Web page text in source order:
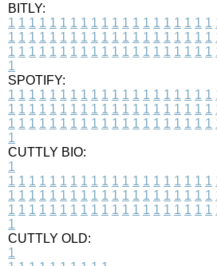
BITLY:
1 1 1 1 1 1 1 1 1 1 1 1 1 1 1 1 1 1 1 1
1 1 1 1 1 1 1 1 1 1 1 1 1 1 1 1 1 1 1 1
1 1 1 1 1 1 1 1 1 1 1 1 1 1 1 1 1 1 1 1
1
SPOTIFY:
1 1 1 1 1 1 1 1 1 1 1 1 1 1 1 1 1 1 1 1
1 1 1 1 1 1 1 1 1 1 1 1 1 1 1 1 1 1 1 1
1 1 1 1 1 1 1 1 1 1 1 1 1 1 1 1 1 1 1 1
1
CUTTLY BIO:
1
1 1 1 1 1 1 1 1 1 1 1 1 1 1 1 1 1 1 1 1
1 1 1 1 1 1 1 1 1 1 1 1 1 1 1 1 1 1 1 1
1 1 1 1 1 1 1 1 1 1 1 1 1 1 1 1 1 1 1 1
1
CUTTLY OLD:
1